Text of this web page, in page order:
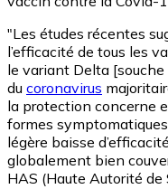
"Les études récentes
l’efficacité de tous les
le variant Delta
du coronavirus
la protection concerne
formes
légère baisse
globalement bien
HAS (Haute Autorité de